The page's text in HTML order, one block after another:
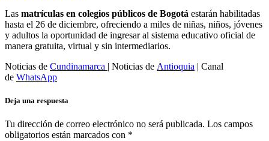
Las matrículas en colegios públicos de Bogotá estarán habilitadas
hasta el 26 de diciembre, ofreciendo a miles de niñas, niños, jóvenes
y adultos la oportunidad de ingresar al sistema educativo oficial de
manera gratuita, virtual y sin intermediarios.
Noticias de Cundinamarca | Noticias de Antioquia | Canal
de WhatsApp
Deja una respuesta
Tu dirección de correo electrónico no será publicada. Los campos
obligatorios están marcados con *